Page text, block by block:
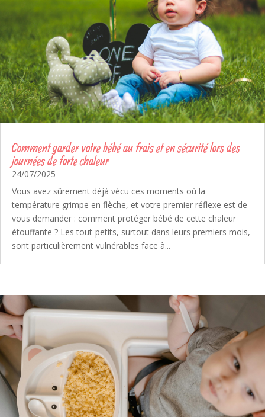
Comment garder votre bébé au frais et en sécurité lors des
journées de forte chaleur
24/07/2025
Vous avez sûrement déjà vécu ces moments où la
température grimpe en flèche, et votre premier réflexe est de
vous demander : comment protéger bébé de cette chaleur
étouffante ? Les tout-petits, surtout dans leurs premiers mois,
sont particulièrement vulnérables face à...